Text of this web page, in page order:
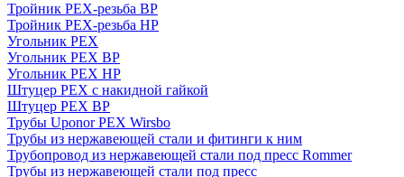
Тройник PEX-резьба ВР
Тройник PEX-резьба НР
Угольник PEX
Угольник PEX ВР
Угольник PEX НР
Штуцер PEX c накидной гайкой
Штуцер PEX ВР
Трубы Uponor PEX Wirsbo
Трубы из нержавеющей стали и фитинги к ним
Трубопровод из нержавеющей стали под пресс Rommer
Трубы из нержавеющей стали под пресс